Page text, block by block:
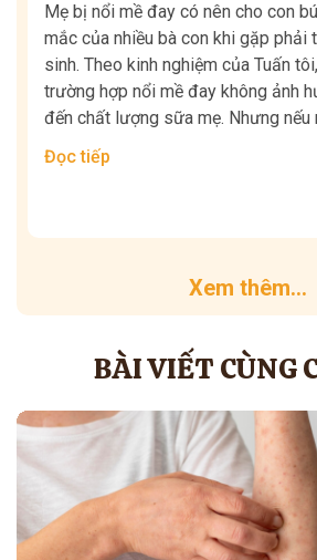
Mẹ bị nổi mề đay có nên cho con
mắc của nhiều bà con khi gặp phải
sinh. Theo kinh nghiệm của Tuấn
trường hợp nổi mề đay không ảnh
đến chất lượng sữa mẹ. Nhưng nếu
Đọc tiếp
Xem thêm...
BÀI VIẾT CÙNG